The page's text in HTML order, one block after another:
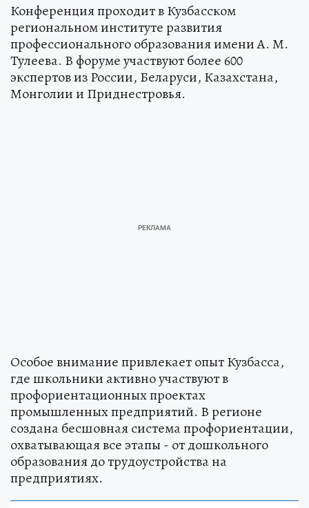
Конференция проходит в Кузбасском
региональном институте развития
профессионального образования имени А. М.
Тулеева. В форуме участвуют более 600
экспертов из России, Беларуси, Казахстана,
Монголии и Приднестровья.
Особое внимание привлекает опыт Кузбасса,
где школьники активно участвуют в
профориентационных проектах
промышленных предприятий. В регионе
создана бесшовная система профориентации,
охватывающая все этапы - от дошкольного
образования до трудоустройства на
предприятиях.